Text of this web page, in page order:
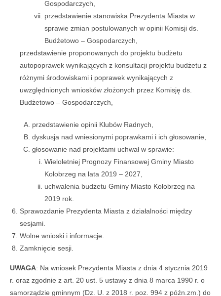
Gospodarczych,
przedstawienie stanowiska Prezydenta Miasta w
sprawie zmian postulowanych w opinii Komisji ds.
Budżetowo – Gospodarczych,
przedstawienie proponowanych do projektu budżetu
autopoprawek wynikających z konsultacji projektu budżetu z
różnymi środowiskami i poprawek wynikających z
uwzględnionych wniosków złożonych przez Komisję ds.
Budżetowo – Gospodarczych,
przedstawienie opinii Klubów Radnych,
dyskusja nad wniesionymi poprawkami i ich głosowanie,
głosowanie nad projektami uchwał w sprawie:
Wieloletniej Prognozy Finansowej Gminy Miasto
Kołobrzeg na lata 2019 – 2027,
uchwalenia budżetu Gminy Miasto Kołobrzeg na
2019 rok.
Sprawozdanie Prezydenta Miasta z działalności między
sesjami.
Wolne wnioski i informacje.
Zamknięcie sesji.
UWAGA: Na wniosek Prezydenta Miasta z dnia 4 stycznia 2019
r. oraz zgodnie z art. 20 ust. 5 ustawy z dnia 8 marca 1990 r. o
samorządzie gminnym (Dz. U. z 2018 r. poz. 994 z późn.zm.) do